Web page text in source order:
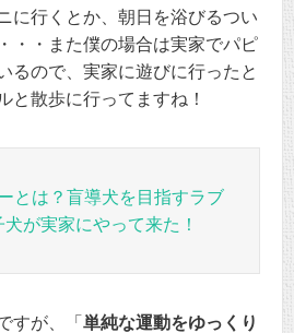
に行くとか、朝日を浴びるつい
・・また僕の場合は実家でパピ
るので、実家に遊びに行ったと
と散歩に行ってますね！
とは？盲導犬を目指すラブ
が実家にやって来た！
すが、「 単純な運動をゆっくり